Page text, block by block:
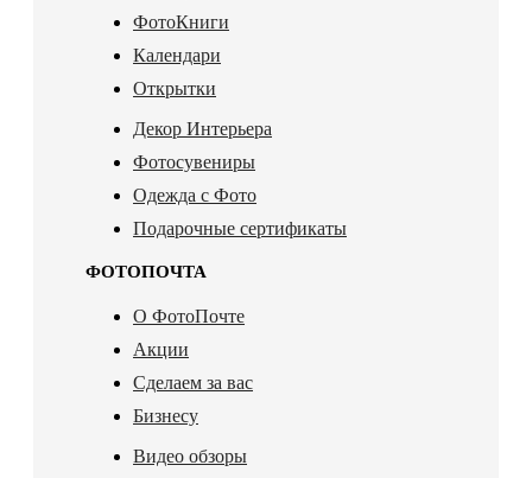
ФотоКниги
Календари
Открытки
Декор Интерьера
Фотосувениры
Одежда с Фото
Подарочные сертификаты
ФОТОПОЧТА
О ФотоПочте
Акции
Сделаем за вас
Бизнесу
Видео обзоры